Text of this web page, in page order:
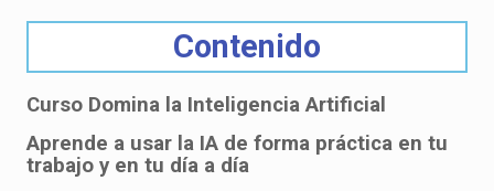
Contenido
Curso Domina la Inteligencia Artificial
Aprende a usar la IA de forma práctica en tu
trabajo y en tu día a día